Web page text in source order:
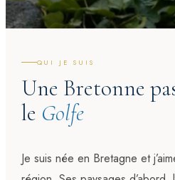
QUI JE SUIS
Une Bretonne
le Golfe
Je suis née en Bretagne et